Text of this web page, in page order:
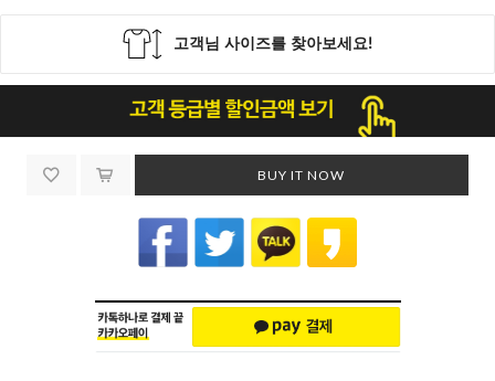
BUY IT NOW